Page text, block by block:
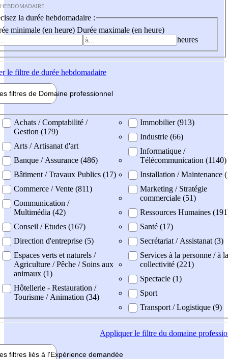
la durée hebdomadaire :
minimale (en heure) Durée maximale (en heure)
heures
le filtre de durée hebdomadaire
filtres de Domaine professionnel
professionel
Achats / Comptabilité /
Gestion (179)
Arts / Artisanat d'art
Banque / Assurance (486)
Bâtiment / Travaux Publics (17)
Commerce / Vente (811)
Communication /
Multimédia (42)
Conseil / Etudes (167)
Direction d'entreprise (5)
Espaces verts et naturels /
Agriculture / Pêche / Soins aux
animaux (1)
Hôtellerie - Restauration /
Tourisme / Animation (34)
Immobilier (913)
Industrie (66)
Informatique /
Télécommunication (1140)
Installation / Maintenance
Marketing / Stratégie
commerciale (51)
Ressources Humaines
Santé (17)
Secrétariat / Assistanat (3)
Services à la personne / à la
collectivité (221)
Spectacle (1)
Sport
Transport / Logistique (9)
Appliquerle filtre du domaine
filtres liés à l'Expérience demandée